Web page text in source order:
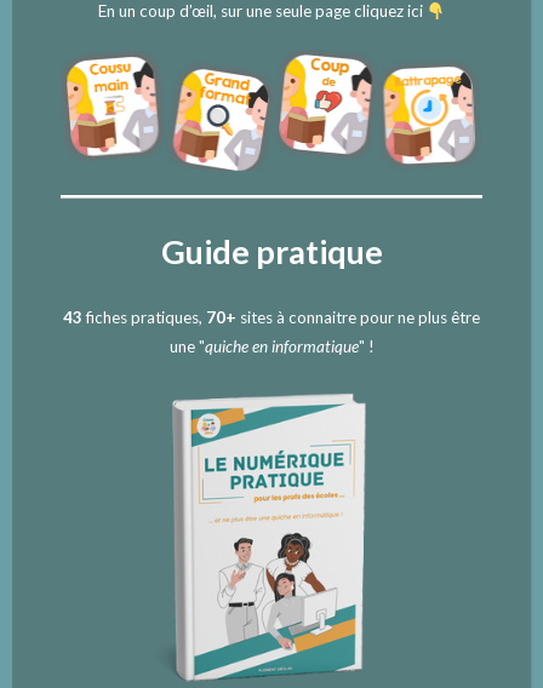
En un coup d’œil, sur une seule page cliquez ici
Guide pratique
43fiches pratiques, 70+ sites à connaitre pour ne plus être
une "quiche en informatique" !